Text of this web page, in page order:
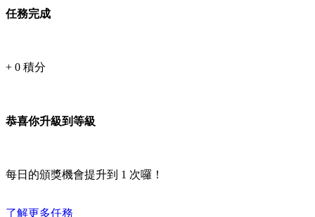
任務完成
+ 0 積分
恭喜你升級到等級
每日的頒獎機會提升到 1 次囉！
了解更多任務